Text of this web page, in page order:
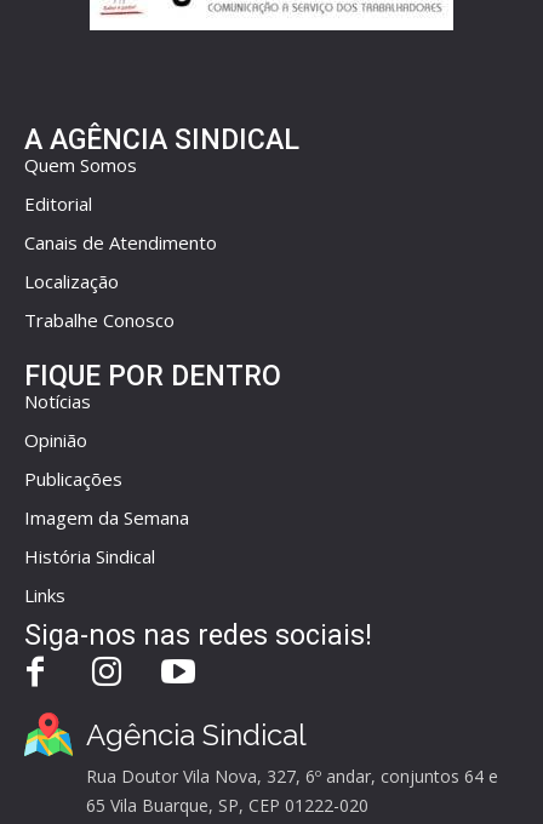
A AGÊNCIA SINDICAL
Quem Somos
Editorial
Canais de Atendimento
Localização
Trabalhe Conosco
FIQUE POR DENTRO
Notícias
Opinião
Publicações
Imagem da Semana
História Sindical
Links
Siga-nos nas redes sociais!
Agência Sindical
Rua Doutor Vila Nova, 327, 6º andar, conjuntos 64 e
65 Vila Buarque, SP, CEP 01222-020